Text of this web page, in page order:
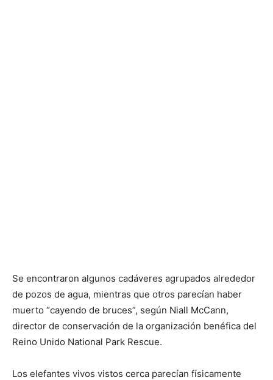
Se encontraron algunos cadáveres agrupados alrededor
de pozos de agua, mientras que otros parecían haber
muerto “cayendo de bruces”, según Niall McCann,
director de conservación de la organización benéfica del
Reino Unido National Park Rescue.
Los elefantes vivos vistos cerca parecían físicamente